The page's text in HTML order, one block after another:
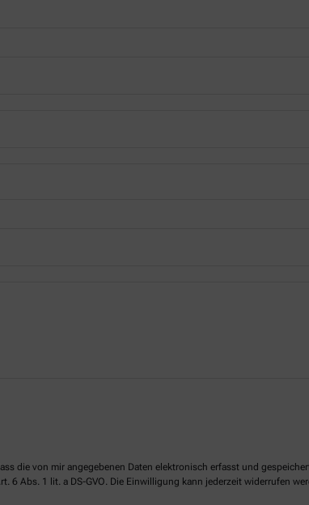
die von mir angegebenen Daten elektronisch erfasst und
6 Abs. 1 lit. a DS-GVO. Die Einwilligung kann jederzeit widerrufen